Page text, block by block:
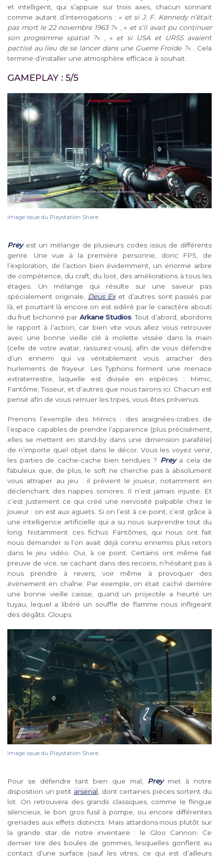
et intelligent, qui s’appuie sur trois axes, chacun sonnant
comme autant d’interrogations : « et si J. F. Kennedy n’était
pas mort le 22 novembre 1963 ?« , « et s’il avait pu continuer
son programme spatial ?« , « et si USA et URSS avaient
pactisé au lieu de se lancer dans une Guerre Froide ?« . Cela
termine d’installer une atmosphère efficace à souhait.
GAMEPLAY : 5/5
Image issue du Playstation Share.
Prey est un mélange de plusieurs codes issus de différents
genre. Une vue à la première personne, donc FPS, de
l’exploration, de l’action bien évidemment, un énorme arbre
de compétence, du craft, du loot, des améliorations à tous les
étages. Un mélange qui résulte sur une saveur pas
spécialement originale,
Deus Exet d’autres sont passés par
là, et pourtant là encore on est sidéré par le caractère abouti
du fruit bichonné par Arkane Studios. Tout d’abord, abordons
le rapport à l’action, car bien vite vous allez vous retrouver
avec une bonne vieille clé à molette vissée dans la main
(celle de votre avatar, rassurez-vous), afin de vous défendre
d’un ennemi qui va véritablement vous arracher des
hurlements de frayeur. Les Typhons forment une menace
extraterrestre, laquelle est divisée en espèces : Mimic,
Fantôme, Tisseur, et d’autres que nous tairons ici. Chacun est
pensé afin de vous remuer les tripes, vous êtes prévenus.
Prenons l’exemple des Mimics : des araignées-crabes de
l’espace capables de prendre l’apparence (plus précisément,
elles se mettent en stand-by dans une dimension parallèle)
de n’importe quel objet dans le décor. Vous les voyez venir,
les parties de cache-cache bien tendues ? Preya cela de
fabuleux que, de plus, le soft ne cherche pas à absolument
vous attraper au jeu : il prévient le joueur, notamment en
déclenchant des nappes sonores. Il n’est jamais injuste. Et
c’est justement ce qui créé une nervosité palpable chez le
joueur : on est aux aguets. Si on l’est à ce point, c’est grâce à
une intelligence artificielle qui a su nous surprendre tout du
long. Notamment ces fichus Fantômes, qui nous ont fait
nous demander si l’on avait déjà connu ennemis plus retors
dans le jeu vidéo. Oui, à ce point. Certains ont même fait
preuve de vice, se cachant dans des recoins, n’hésitant pas à
nous prendre à revers, voir même à provoquer des
événement en chaîne. Par exemple, on était caché derrière
une bonne vieille caisse, quand un projectile a heurté un
tuyau, lequel a libéré un souffle de flamme nous infligeant
des dégâts. Gloups.
Image issue du Playstation Share.
Pour se défendre tant bien que mal, Preymet à notre
disposition un petit arsenal, dont certaines pièces sortent du
lot. On retrouvera des grands classiques, comme le flingue
silencieux, le bon gros fusil à pompe, ou encore différentes
grenades aux effets distincts. Mais attardons-nous plutôt sur
la grande star de notre inventaire : le Gloo Cannon. Ce
dernier tire des boules de gommes, lesquelles gonflent au
contact d’une surface (sauf les vitres, ce qui est d’ailleurs